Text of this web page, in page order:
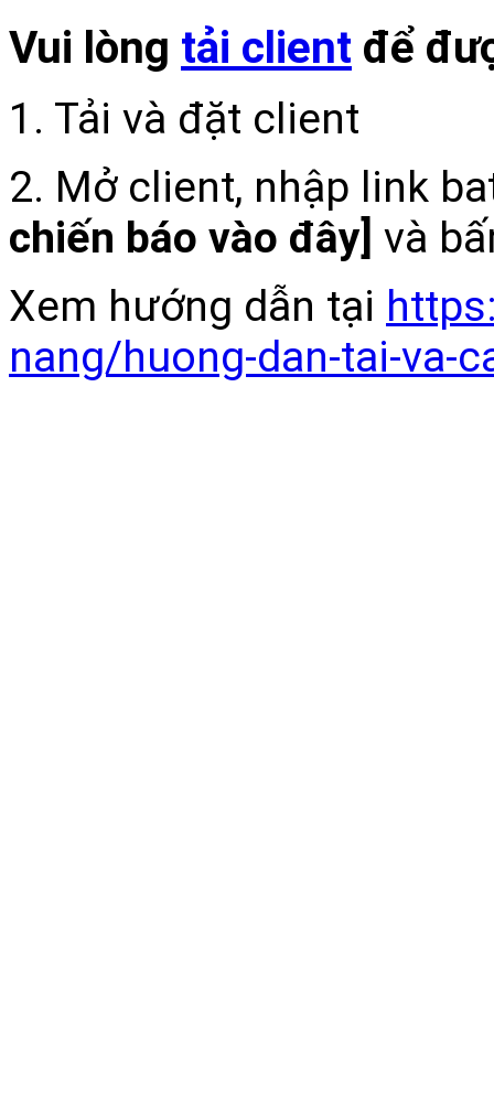
Vui lòng tải client để
1. Tải và đặt client
2. Mở client, nhập link
chiến báo vào đây] và
Xem hướng dẫn tại
nang/huong-dan-tai-va-